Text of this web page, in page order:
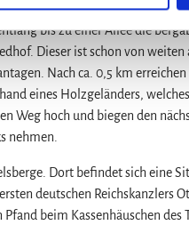
immer geradeaus bis zum
bis zu einer Allee die
Dieser ist schon von weiten
Nach ca. 0,5 km
eines Holzgeländers,
hoch und biegen den
nehmen.
Dort befindet sich eine
deutschen Reichskanzlers
beim Kassenhäuschen des